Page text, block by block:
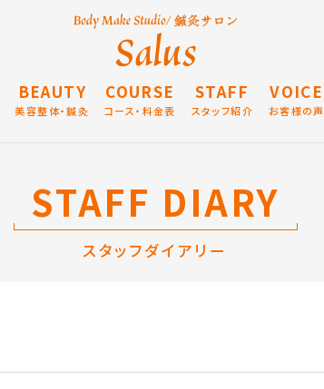
BEAUTY
美容整体・鍼灸
COURSE
コース・料金表
STAFF
スタッフ紹介
VOICE
お客様の声
STAFF DIARY
スタッフダイアリー